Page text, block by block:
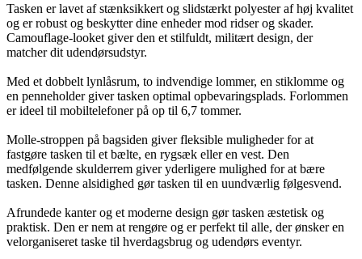
Tasken er lavet af stænksikkert og slidstærkt polyester af høj kvalitet
og er robust og beskytter dine enheder mod ridser og skader.
Camouflage-looket giver den et stilfuldt, militært design, der
matcher dit udendørsudstyr.
Med et dobbelt lynlåsrum, to indvendige lommer, en stiklomme og
en penneholder giver tasken optimal opbevaringsplads. Forlommen
er ideel til mobiltelefoner på op til 6,7 tommer.
Molle-stroppen på bagsiden giver fleksible muligheder for at
fastgøre tasken til et bælte, en rygsæk eller en vest. Den
medfølgende skulderrem giver yderligere mulighed for at bære
tasken. Denne alsidighed gør tasken til en uundværlig følgesvend.
Afrundede kanter og et moderne design gør tasken æstetisk og
praktisk. Den er nem at rengøre og er perfekt til alle, der ønsker en
velorganiseret taske til hverdagsbrug og udendørs eventyr.